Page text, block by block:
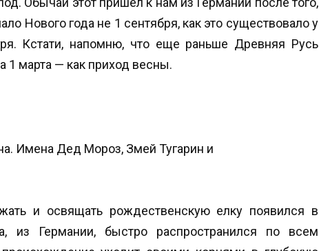
Нового года не 1 сентября, как это существовало у
Кстати, напомню, что еще раньше Древняя Русь
1 марта — как приход весны.
и освящать рождественскую елку появился в
из Германии, быстро распространился по всем